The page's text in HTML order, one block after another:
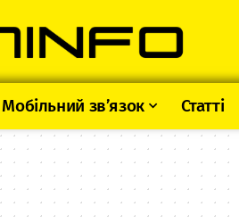
Мобільний зв’язок Статті